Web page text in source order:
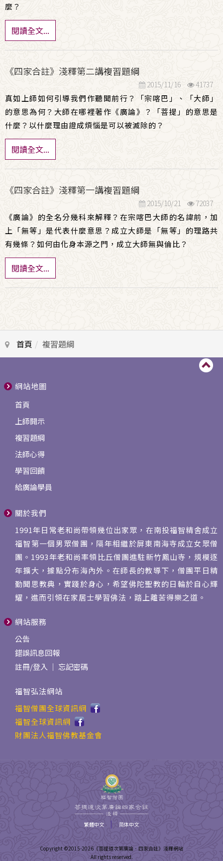
麼？
閱讀全文...
《四家合註》淺釋第二講複習題綱
2015/11/16 41737
真如上師如何引導我們作聽聞前行？「宗喀巴」、「大師」
的意思為何？大師在哪裡著作《廣論》？「菩提」的意思是
什麼？以什麼理由證成煩惱是可以被滅除的？
閱讀全文...
《四家合註》淺釋第一講複習題綱
2015/10/21 72037
《廣論》的全名分幾科來解釋？在宗喀巴大師的名諱前，加
上「無等」是代表什麼意思？成立大師是「無等」的理路共
有幾條？如何由化身本源之門，成立大師無與倫比？
閱讀全文...
首頁 複習題綱
網站地圖
首頁
上師開示
複習題綱
法師心得
學習回饋
給廣論學員
關於我們
1991年日常老和尚帶領幾位出家眾，在南投福智精舍成立
福智第一個男眾僧團，隔年相繼於屏東南海寺成立女眾僧
團。1993年老和尚率領比丘僧團進駐新竹鳳山寺，規模逐
年擴大，據點分布海內外。在師長的教導下，僧團平日精
勤聞思教典，實踐於身心，希望佛陀聖教的日輪於自心輝
耀，進而引領在家居士學習佛法，踏上離苦得樂之道。
網站服務
公告
錯誤訊息回報
註冊/登入 ｜ 忘記密碼
福智弘法網站
福智僧團全球資訊網
福智全球資訊網
財團法人福智佛教基金會
繁體中文 | 简体中文
Copyright ©2015-2026 《菩提道次第廣論．四家合註》淺釋網站
All rights reserved.